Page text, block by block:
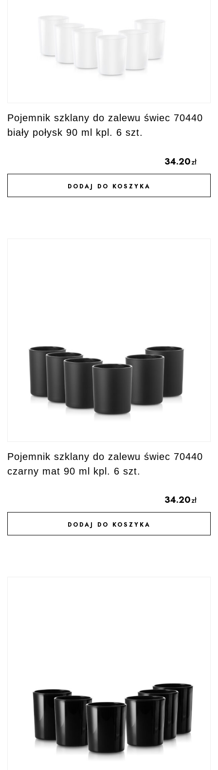
Pojemnik szklany do zalewu świec 70440
biały połysk 90 ml kpl. 6 szt.
34.20zł
DODAJ DO KOSZYKA
DODAJ DO ULUBIONYCH
Pojemnik szklany do zalewu świec 70440
czarny mat 90 ml kpl. 6 szt.
34.20zł
DODAJ DO KOSZYKA
DODAJ DO ULUBIONYCH